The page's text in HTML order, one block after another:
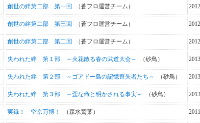
創世の絆第二部 第一回 （蒼フロ運営チーム）
創世の絆第二部 第三回 （蒼フロ運営チーム）
創世の絆第二部 第二回 （蒼フロ運営チーム）
失われた絆 第１部 ～火花散る春の武道大会～ （砂鳥）
失われた絆 第２部 ～ゴアドー島の記憶喪失者たち～ （砂鳥）
失われた絆 第３部 ～歪な命と明かされる事実～ （砂鳥）
実録！ 空京万博！ （森水鷲葉）